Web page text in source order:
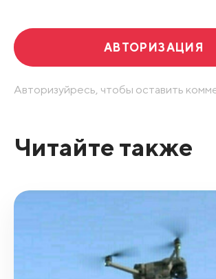
АВТОРИЗАЦИЯ
Авторизуйресь, чтобы оставить
Читайте также